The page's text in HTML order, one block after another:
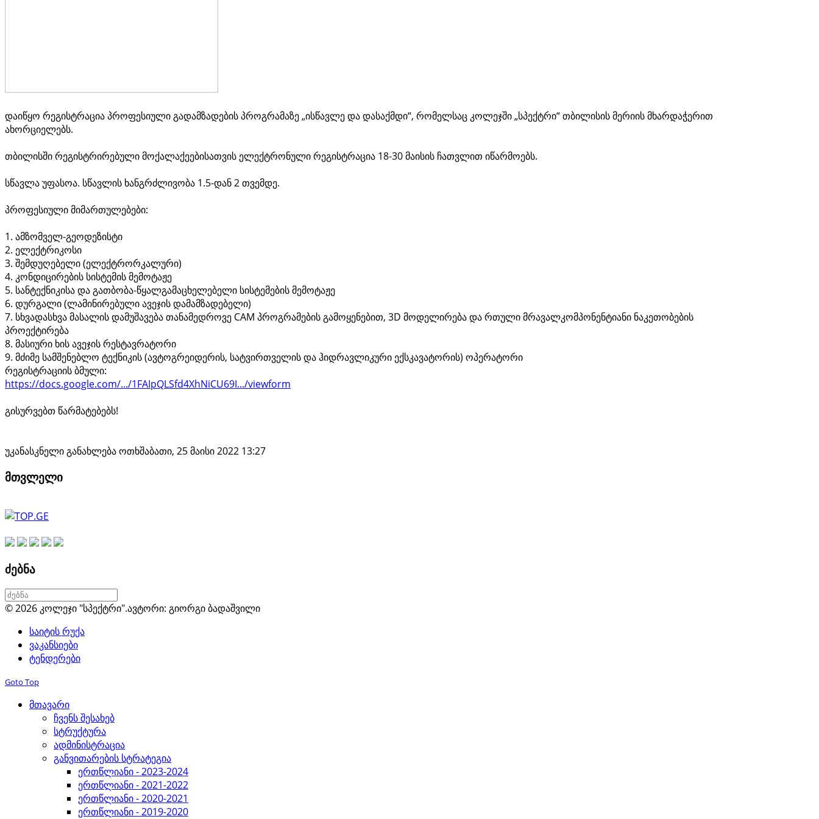
დაიწყო რეგისტრაცია პროფესიული გადამზადების პროგრამაზე „ისწავლე და დასაქმდი“, რომელსაც კოლეჯში „სპექტრი“ თბილისის მერიის მხარდაჭერით
ახორციელებს.
თბილისში რეგისტრირებული მოქალაქეებისათვის ელექტრონული რეგისტრაცია 18-30 მაისის ჩათვლით იწარმოებს.
სწავლა უფასოა. სწავლის ხანგრძლივობა 1.5-დან 2 თვემდე.
პროფესიული მიმართულებები:
1. ამზომველ-გეოდეზისტი
2. ელექტრიკოსი
3. შემდუღებელი (ელექტრორკალური)
4. კონდიცირების სისტემის მემოტაჟე
5. სანტექნიკისა და გათბობა-წყალგამაცხელებელი სისტემების მემოტაჟე
6. დურგალი (ლამინირებული ავეჯის დამამზადებელი)
7. სხვადასხვა მასალის დამუშავება თანამედროვე CAM პროგრამების გამოყენებით, 3D მოდელირება და რთული მრავალკომპონენტიანი ნაკეთობების
პროექტირება
8. მასიური ხის ავეჯის რესტავრატორი
9. მძიმე სამშენებლო ტექნიკის (ავტოგრეიდერის, სატვირთველის და ჰიდრავლიკური ექსკავატორის) ოპერატორი
რეგისტრაციის ბმული:
https://docs.google.com/.../1FAIpQLSfd4XhNiCU69I.../viewform
გისურვებთ წარმატებებს!
უკანასკნელი განახლება ოთხშაბათი, 25 მაისი 2022 13:27
მთვლელი
ძებნა
© 2026 კოლეჯი "სპექტრი".ავტორი: გიორგი ბადაშვილი
საიტის რუქა
ვაკანსიები
ტენდერები
Goto Top
მთავარი
ჩვენს შესახებ
სტრუქტურა
ადმინისტრაცია
განვითარების სტრატეგია
ერთწლიანი - 2023-2024
ერთწლიანი - 2021-2022
ერთწლიანი - 2020-2021
ერთწლიანი - 2019-2020